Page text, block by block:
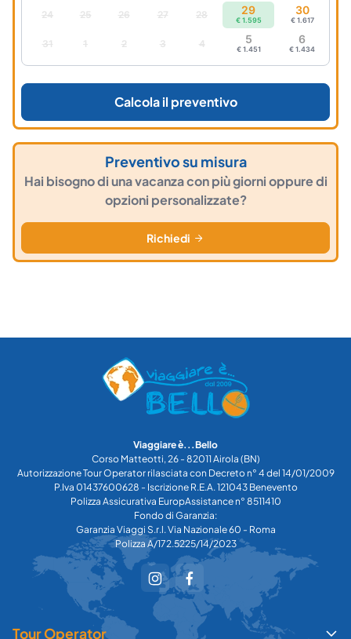
24 25 26 27 28 29
€ 1.595
30
€ 1.617
31 1 2 3 4 5
€ 1.451
6
€ 1.434
Calcola il preventivo
Preventivo su misura
Hai bisogno di una vacanza con più giorni oppure di
opzioni personalizzate?
Richiedi
Viaggiare è...Bello
Corso Matteotti, 26 - 82011 Airola (BN)
Autorizzazione Tour Operator rilasciata con Decreto n° 4 del 14/01/2009
P.Iva 01437600628 - Iscrizione R.E.A. 121043 Benevento
Polizza Assicurativa EuropAssistance n° 8511410
Fondo di Garanzia:
Garanzia Viaggi S.r.l. Via Nazionale 60 - Roma
Polizza A/172.5225/14/2023
Tour Operator